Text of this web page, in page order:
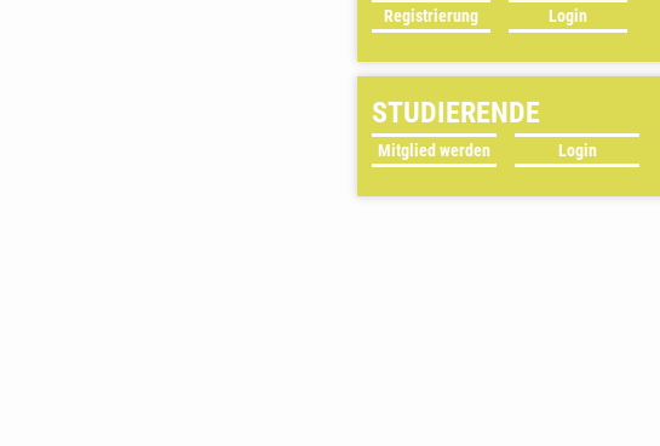
Registrierung Login
STUDIERENDE
Mitglied werden Login